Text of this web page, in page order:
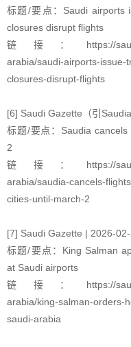
标题/要点：Saudi airports
closures disrupt flights
链接：https://
arabia/saudi-airports-issue-
closures-disrupt-flights
[6] Saudi Gazette（引
标题/要点：Saudia
2
链接：https://
arabia/saudia-cancels-
cities-until-march-2
[7] Saudi Gazette | 2026-
标题/要点：King Salman
at Saudi airports
链接：https://
arabia/king-salman-orders-
saudi-arabia